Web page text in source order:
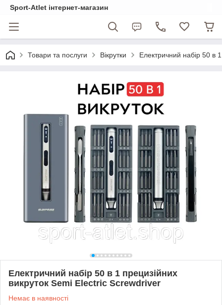
Sport-Atlet інтернет-магазин
Товари та послуги Вікрутки Електричний набір 50 в
Електричний набір 50 в 1 прецизійних
викруток Semi Electric Screwdriver
Немає в наявності